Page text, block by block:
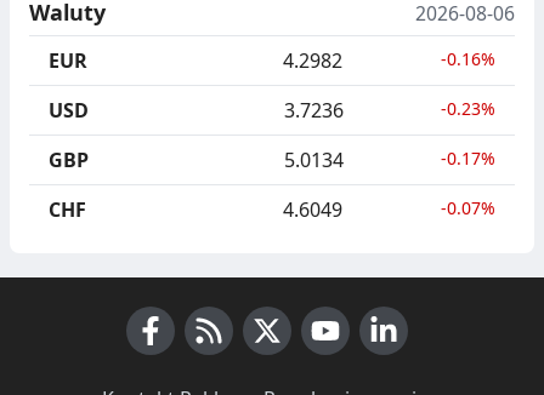
Waluty
2026-08-06
EUR
4.2982 -0.16%
USD 3.7236 -0.23%
GBP 5.0134 -0.17%
CHF 4.6049 -0.07%